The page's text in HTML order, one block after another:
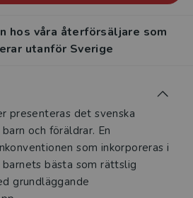
hos våra återförsäljare som
utanför Sverige
presenteras det svenska
och föräldrar. En
som inkorporeras i
bästa som rättslig
grundläggande